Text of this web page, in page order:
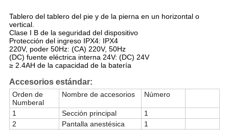
Tablero del tablero del pie y de la pierna en un horizontal o
vertical.
Clase I B de la seguridad del dispositivo
Protección del ingreso IPX4: IPX4
220V, poder 50Hz: (CA) 220V, 50Hz
(DC) fuente eléctrica interna 24V: (DC) 24V
≥ 2.4AH de la capacidad de la batería
Accesorios estándar:
Orden de
Numberal
Nombre de accesorios Número
1 Sección principal
1
2
Pantalla anestésica
1